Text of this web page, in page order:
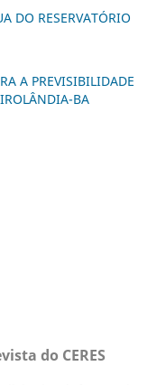
DO RESERVATÓRIO
A PREVISIBILIDADE
BA
do CERES